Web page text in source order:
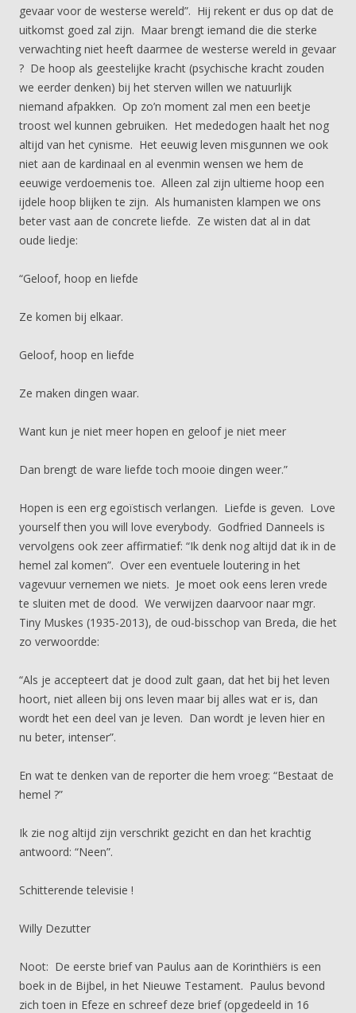
gevaar voor de westerse wereld”. Hij rekent er dus op dat de
uitkomst goed zal zijn. Maar brengt iemand die die sterke
verwachting niet heeft daarmee de westerse wereld in gevaar
? De hoop als geestelijke kracht (psychische kracht zouden
we eerder denken) bij het sterven willen we natuurlijk
niemand afpakken. Op zo’n moment zal men een beetje
troost wel kunnen gebruiken. Het mededogen haalt het nog
altijd van het cynisme. Het eeuwig leven misgunnen we ook
niet aan de kardinaal en al evenmin wensen we hem de
eeuwige verdoemenis toe. Alleen zal zijn ultieme hoop een
ijdele hoop blijken te zijn. Als humanisten klampen we ons
beter vast aan de concrete liefde. Ze wisten dat al in dat
oude liedje:
“Geloof, hoop en liefde
Ze komen bij elkaar.
Geloof, hoop en liefde
Ze maken dingen waar.
Want kun je niet meer hopen en geloof je niet meer
Dan brengt de ware liefde toch mooie dingen weer.”
Hopen is een erg egoïstisch verlangen. Liefde is geven. Love
yourself then you will love everybody. Godfried Danneels is
vervolgens ook zeer affirmatief: “Ik denk nog altijd dat ik in de
hemel zal komen”. Over een eventuele loutering in het
vagevuur vernemen we niets. Je moet ook eens leren vrede
te sluiten met de dood. We verwijzen daarvoor naar mgr.
Tiny Muskes (1935-2013), de oud-bisschop van Breda, die het
zo verwoordde:
“Als je accepteert dat je dood zult gaan, dat het bij het leven
hoort, niet alleen bij ons leven maar bij alles wat er is, dan
wordt het een deel van je leven. Dan wordt je leven hier en
nu beter, intenser”.
En wat te denken van de reporter die hem vroeg: “Bestaat de
hemel ?”
Ik zie nog altijd zijn verschrikt gezicht en dan het krachtig
antwoord: “Neen”.
Schitterende televisie !
Willy Dezutter
Noot: De eerste brief van Paulus aan de Korinthiërs is een
boek in de Bijbel, in het Nieuwe Testament. Paulus bevond
zich toen in Efeze en schreef deze brief (opgedeeld in 16